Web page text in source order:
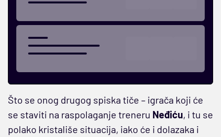
Što se onog drugog spiska tiče – igrača koji će
se staviti na raspolaganje treneru Neđiću, i tu se
polako kristališe situacija, iako će i dolazaka i